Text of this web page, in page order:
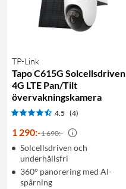
TP-Link
Tapo C615G Solcellsdriven
4G LTE Pan/Tilt
övervakningskamera
4.5 (4)
1 290:-1 690:-
Solcellsdriven och
underhållsfri
360° panorering med AI-
spårning